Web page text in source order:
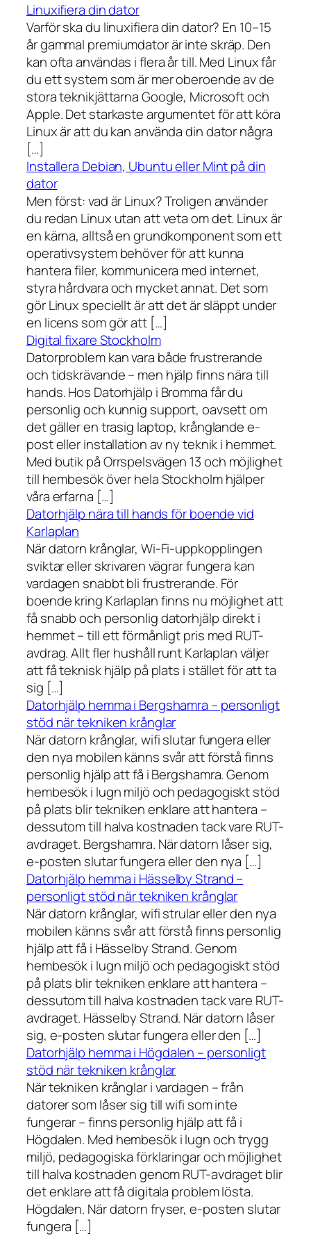
Linuxifiera din dator
Varför ska du linuxifiera din dator? En 10–15
år gammal premiumdator är inte skräp. Den
kan ofta användas i flera år till. Med Linux får
du ett system som är mer oberoende av de
stora teknikjättarna Google, Microsoft och
Apple. Det starkaste argumentet för att köra
Linux är att du kan använda din dator några
[…]
Installera Debian, Ubuntu eller Mint på din
dator
Men först: vad är Linux? Troligen använder
du redan Linux utan att veta om det. Linux är
en kärna, alltså en grundkomponent som ett
operativsystem behöver för att kunna
hantera filer, kommunicera med internet,
styra hårdvara och mycket annat. Det som
gör Linux speciellt är att det är släppt under
en licens som gör att […]
Digital fixare Stockholm
Datorproblem kan vara både frustrerande
och tidskrävande – men hjälp finns nära till
hands. Hos Datorhjälp i Bromma får du
personlig och kunnig support, oavsett om
det gäller en trasig laptop, krånglande e-
post eller installation av ny teknik i hemmet.
Med butik på Orrspelsvägen 13 och möjlighet
till hembesök över hela Stockholm hjälper
våra erfarna […]
Datorhjälp nära till hands för boende vid
Karlaplan
När datorn krånglar, Wi-Fi-uppkopplingen
sviktar eller skrivaren vägrar fungera kan
vardagen snabbt bli frustrerande. För
boende kring Karlaplan finns nu möjlighet att
få snabb och personlig datorhjälp direkt i
hemmet – till ett förmånligt pris med RUT-
avdrag. Allt fler hushåll runt Karlaplan väljer
att få teknisk hjälp på plats i stället för att ta
sig […]
Datorhjälp hemma i Bergshamra – personligt
stöd när tekniken krånglar
När datorn krånglar, wifi slutar fungera eller
den nya mobilen känns svår att förstå finns
personlig hjälp att få i Bergshamra. Genom
hembesök i lugn miljö och pedagogiskt stöd
på plats blir tekniken enklare att hantera –
dessutom till halva kostnaden tack vare RUT-
avdraget. Bergshamra. När datorn låser sig,
e-posten slutar fungera eller den nya […]
Datorhjälp hemma i Hässelby Strand –
personligt stöd när tekniken krånglar
När datorn krånglar, wifi strular eller den nya
mobilen känns svår att förstå finns personlig
hjälp att få i Hässelby Strand. Genom
hembesök i lugn miljö och pedagogiskt stöd
på plats blir tekniken enklare att hantera –
dessutom till halva kostnaden tack vare RUT-
avdraget. Hässelby Strand. När datorn låser
sig, e-posten slutar fungera eller den […]
Datorhjälp hemma i Högdalen – personligt
stöd när tekniken krånglar
När tekniken krånglar i vardagen – från
datorer som låser sig till wifi som inte
fungerar – finns personlig hjälp att få i
Högdalen. Med hembesök i lugn och trygg
miljö, pedagogiska förklaringar och möjlighet
till halva kostnaden genom RUT-avdraget blir
det enklare att få digitala problem lösta.
Högdalen. När datorn fryser, e-posten slutar
fungera […]